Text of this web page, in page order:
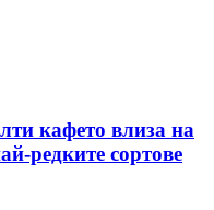
кафето влиза на
редките сортове